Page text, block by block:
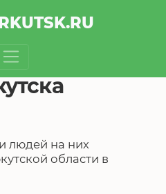
.RU
людей на них
области в